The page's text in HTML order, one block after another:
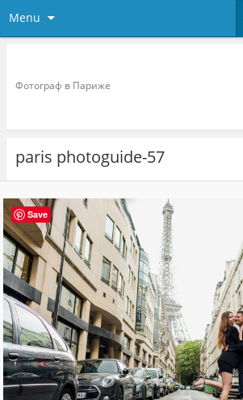
Menu
Фотограф в Париже
paris photoguide-57
Save